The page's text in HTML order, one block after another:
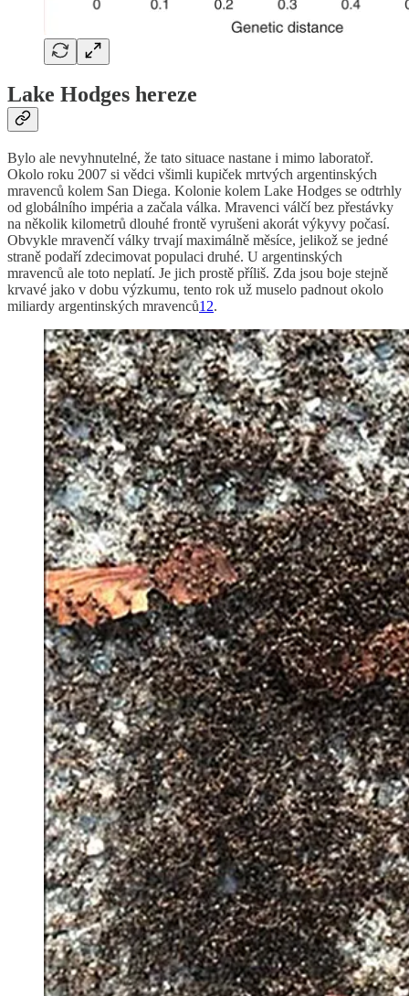
Lake Hodges hereze
Bylo ale nevyhnutelné, že tato situace nastane i mimo laboratoř.
Okolo roku 2007 si vědci všimli kupiček mrtvých argentinských
mravenců kolem San Diega. Kolonie kolem Lake Hodges se odtrhly
od globálního impéria a začala válka. Mravenci válčí bez přestávky
na několik kilometrů dlouhé frontě vyrušeni akorát výkyvy počasí.
Obvykle mravenčí války trvají maximálně měsíce, jelikož se jedné
straně podaří zdecimovat populaci druhé. U argentinských
mravenců ale toto neplatí. Je jich prostě příliš. Zda jsou boje stejně
krvavé jako v dobu výzkumu, tento rok už muselo padnout okolo
miliardy argentinských mravenců12.